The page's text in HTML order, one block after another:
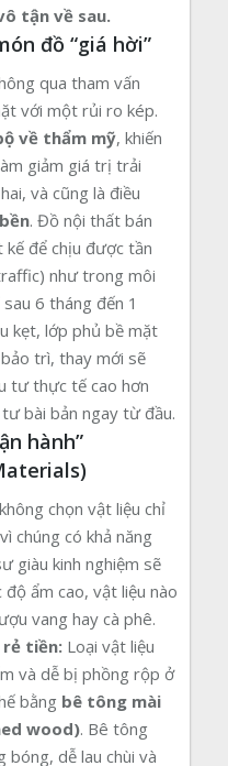
tận về sau.
đồ “giá hời”
qua tham vấn
với một rủi ro kép.
về thẩm mỹ, khiến
giảm giá trị trải
và cũng là điều
. Đồ nội thất bán
để chịu được tần
như trong môi
6 tháng đến 1
kẹt, lớp phủ bề mặt
trì, thay mới sẽ
tư thực tế cao hơn
bài bản ngay từ đầu.
hành”
chọn vật liệu chỉ
chúng có khả năng
giàu kinh nghiệm sẽ
ẩm cao, vật liệu nào
vang hay cà phê.
rẻ tiền: Loại vật liệu
và dễ bị phồng rộp ở
bằng bê tông mài
wood). Bê tông
bóng, dễ lau chùi và